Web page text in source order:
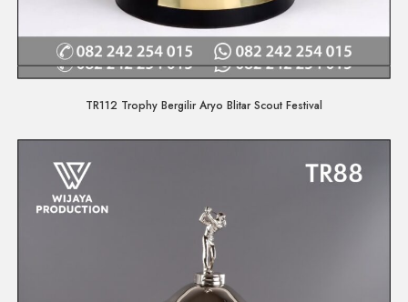
Quick View
TR112 Trophy Bergilir Aryo Blitar Scout Festival